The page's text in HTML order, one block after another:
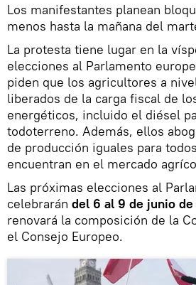
Los manifestantes planean
menos hasta la mañana del
La protesta tiene lugar en la
elecciones al Parlamento
piden que los agricultores a
liberados de la carga fiscal de
energéticos, incluido el diésel
todoterreno. Además, ellos
de producción iguales para
encuentran en el mercado
Las próximas elecciones al
celebrarán del 6 al 9 de junio
renovará la composición de la
el Consejo Europeo.